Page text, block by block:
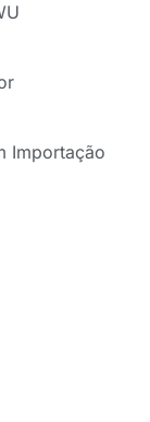
Importação